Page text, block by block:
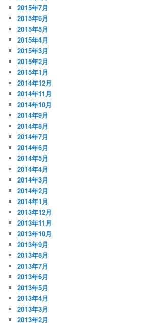
2015年7月
2015年6月
2015年5月
2015年4月
2015年3月
2015年2月
2015年1月
2014年12月
2014年11月
2014年10月
2014年9月
2014年8月
2014年7月
2014年6月
2014年5月
2014年4月
2014年3月
2014年2月
2014年1月
2013年12月
2013年11月
2013年10月
2013年9月
2013年8月
2013年7月
2013年6月
2013年5月
2013年4月
2013年3月
2013年2月